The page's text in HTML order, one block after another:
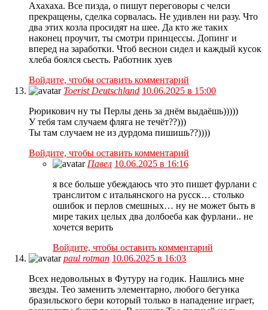
Ахахаха. Все пизда, о пишут переговоры с челси
прекращены, сделка сорвалась. Не удивлен ни разу. Что
два этих козла просидят на шее. Да кто же таких
наконец проучит, ты смотри принцессы. Допинг и
вперед на заработки. Чтоб веснои сидел и каждый кусок
хлеба боялся сьесть. Работник хуев
Войдите, чтобы оставить комментарий
Toerist Deutschland 10.06.2025 в 15:00
Рюрикович ну ты Перлы день за днём выдаёшь)))))
У тебя там случаем фляга не течёт??)))
Ты там случаем не из дурдома пишишь??))))
Войдите, чтобы оставить комментарий
Павел 10.06.2025 в 16:16
я все больше убеждаюсь что это пишет фурлани с
транслитом с итальянского на русск… столько
ошибок и перлов смешных… ну не может быть в
мире таких целых два долбоеба как фурлани.. не
хочется верить
Войдите, чтобы оставить комментарий
paul rotman 10.06.2025 в 16:03
Всех недовольных в Футуру на годик. Нашлись мне
звезды. Тео заменить элементарно, любого бегунка
бразильского бери который только в нападение играет,